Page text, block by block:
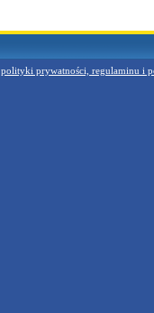
polityki prywatności, regulaminu i